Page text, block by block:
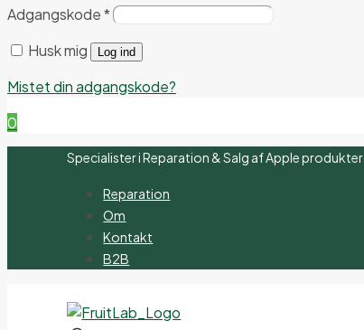
Adgangskode*
Husk mig
Log ind
Mistet din adgangskode?
0
Specialister i Reparation & Salg af Apple produkter
Reparation
Om
Kontakt
B2B